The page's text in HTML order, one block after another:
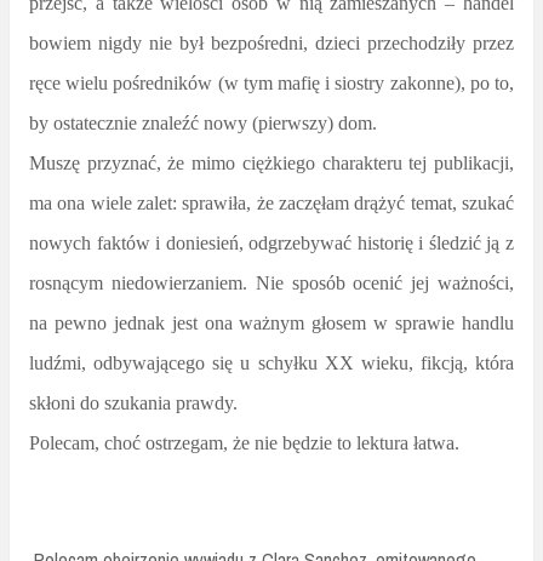
bowiem nigdy nie był bezpośredni, dzieci przechodziły przez
ręce wielu pośredników (w tym mafię i siostry zakonne), po to,
by ostatecznie znaleźć nowy (pierwszy) dom.
Muszę przyznać, że mimo ciężkiego charakteru tej publikacji,
ma ona wiele zalet: sprawiła, że zaczęłam drążyć temat, szukać
nowych faktów i doniesień, odgrzebywać historię i śledzić ją z
rosnącym niedowierzaniem. Nie sposób ocenić jej ważności,
na pewno jednak jest ona ważnym głosem w sprawie handlu
ludźmi, odbywającego się u schyłku XX wieku, fikcją, która
skłoni do szukania prawdy.
Polecam, choć ostrzegam, że nie będzie to lektura łatwa.